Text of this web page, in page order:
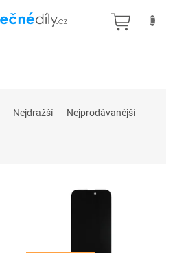
Nejdražší Nejprodávanější